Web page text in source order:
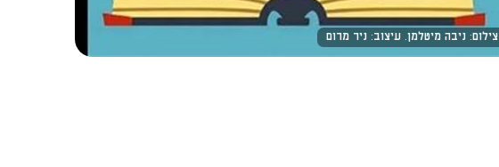
צילום: ניבה מיטלמן. עיצוב: ניר מרום